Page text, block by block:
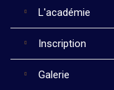
L'académie
Inscription
Galerie